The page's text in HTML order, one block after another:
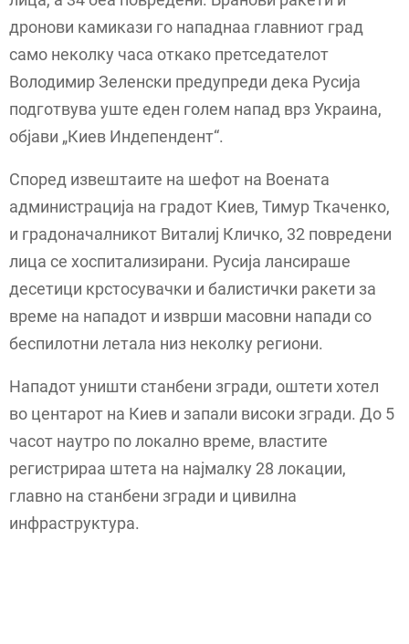
дронови камикази го нападнаа главниот град
само неколку часа откако претседателот
Володимир Зеленски предупреди дека Русија
подготвува уште еден голем напад врз Украина,
објави „Киев Индепендент“.
Според извештаите на шефот на Воената
администрација на градот Киев, Тимур Ткаченко,
и градоначалникот Виталиј Кличко, 32 повредени
лица се хоспитализирани. Русија лансираше
десетици крстосувачки и балистички ракети за
време на нападот и изврши масовни напади со
беспилотни летала низ неколку региони.
Нападот уништи станбени згради, оштети хотел
во центарот на Киев и запали високи згради. До 5
часот наутро по локално време, властите
регистрираа штета на најмалку 28 локации,
главно на станбени згради и цивилна
инфраструктура.